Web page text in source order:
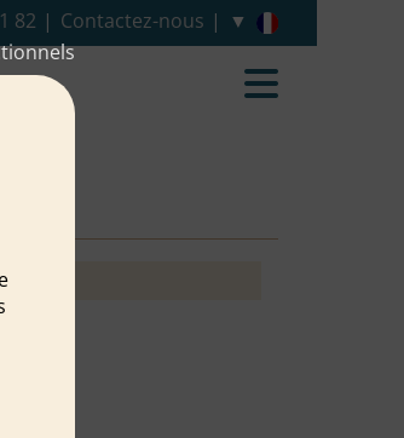
82 Contactez-nous